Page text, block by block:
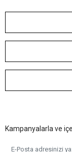
Kampanyalarla ve